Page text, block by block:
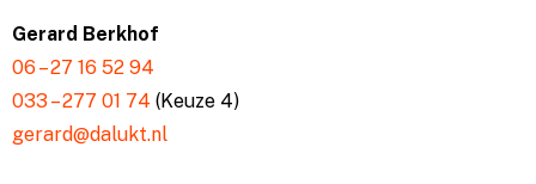
Gerard Berkhof
06 – 27 16 52 94
033 – 277 01 74 (Keuze 4)
gerard@dalukt.nl